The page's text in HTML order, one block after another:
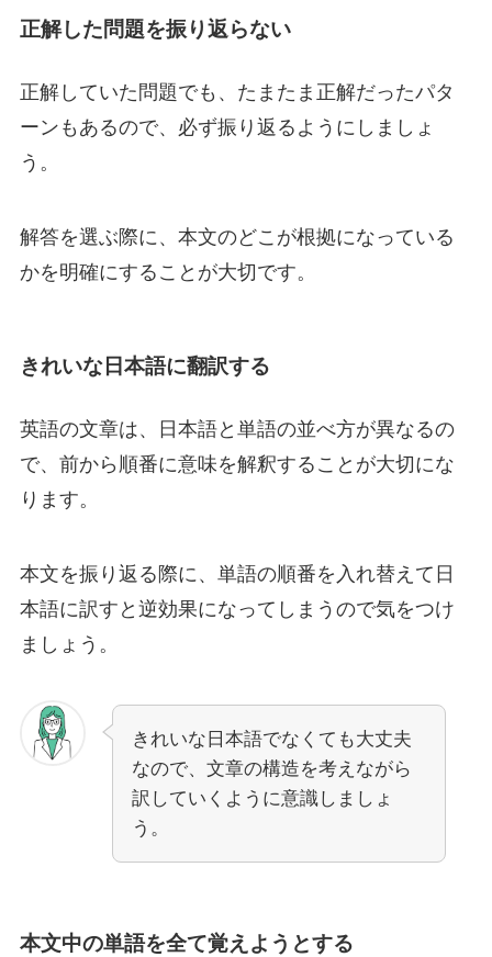
正解した問題を振り返らない
正解していた問題でも、たまたま正解だったパタ
ーンもあるので、必ず振り返るようにしましょ
う。
解答を選ぶ際に、本文のどこが根拠になっている
かを明確にすることが大切です。
きれいな日本語に翻訳する
英語の文章は、日本語と単語の並べ方が異なるの
で、前から順番に意味を解釈することが大切にな
ります。
本文を振り返る際に、単語の順番を入れ替えて日
本語に訳すと逆効果になってしまうので気をつけ
ましょう。
きれいな日本語でなくても大丈夫
なので、文章の構造を考えながら
訳していくように意識しましょ
う。
本文中の単語を全て覚えようとする